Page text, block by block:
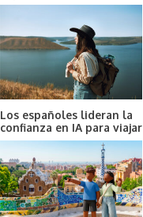
Los españoles lideran la
confianza en IA para viajar